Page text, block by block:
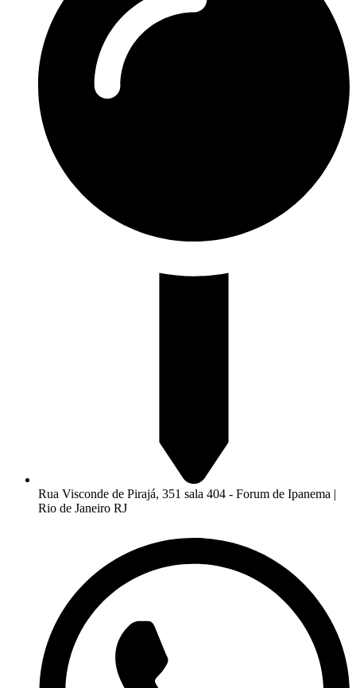
Rua Visconde de Pirajá, 351 sala 404 - Forum de Ipanema |
Rio de Janeiro RJ